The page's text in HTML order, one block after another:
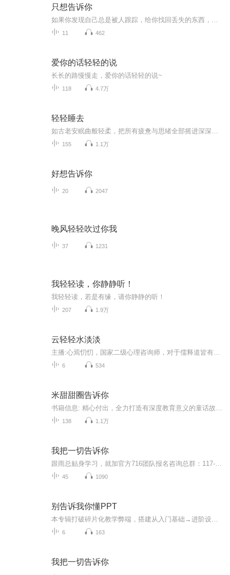
只想告诉你
11 462
爱你的话轻轻的说
长长的路慢慢走，爱你的话轻轻的说~
118 4.7万
轻轻睡去
155 1.1万
好想告诉你
20 2047
晚风轻轻吹过你我
37 1231
我轻轻读，你静静听！
我轻轻读，若是有缘，请你静静的听！
207 1.9万
云轻轻水淡淡
6 534
米甜甜圈告诉你
138 1.1万
我把一切告诉你
45 1090
别告诉我你懂PPT
6 163
我把一切告诉你